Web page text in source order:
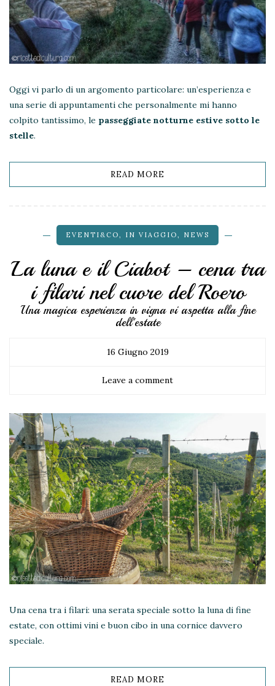
Oggi vi parlo di un argomento particolare: un’esperienza e
una serie di appuntamenti che personalmente mi hanno
colpito tantissimo, le passeggiate notturne estive sotto le
stelle.
READ MORE
EVENTI&CO, IN VIAGGIO, NEWS
La luna e il Ciabot – cena tra
i filari nel cuore del Roero
Una magica esperienza in vigna vi aspetta alla fine
dell'estate
16 Giugno 2019
Leave a comment
Una cena tra i filari: una serata speciale sotto la luna di fine
estate, con ottimi vini e buon cibo in una cornice davvero
speciale.
READ MORE